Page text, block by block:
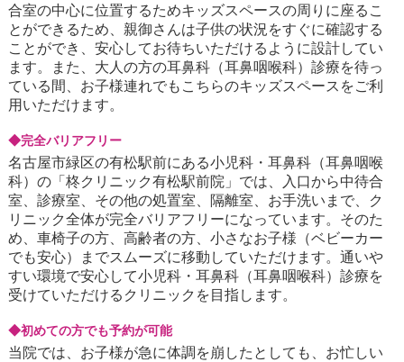
合室の中心に位置するためキッズスペースの周りに座るこ
とができるため、親御さんは子供の状況をすぐに確認する
ことができ、安心してお待ちいただけるように設計してい
ます。また、大人の方の耳鼻科（耳鼻咽喉科）診療を待っ
ている間、お子様連れでもこちらのキッズスペースをご利
用いただけます。
◆完全バリアフリー
名古屋市緑区の有松駅前にある小児科・耳鼻科（耳鼻咽喉
科）の「柊クリニック有松駅前院」では、入口から中待合
室、診療室、その他の処置室、隔離室、お手洗いまで、ク
リニック全体が完全バリアフリーになっています。そのた
め、車椅子の方、高齢者の方、小さなお子様（ベビーカー
でも安心）までスムーズに移動していただけます。通いや
すい環境で安心して小児科・耳鼻科（耳鼻咽喉科）診療を
受けていただけるクリニックを目指します。
◆初めての方でも予約が可能
当院では、お子様が急に体調を崩したとしても、お忙しい